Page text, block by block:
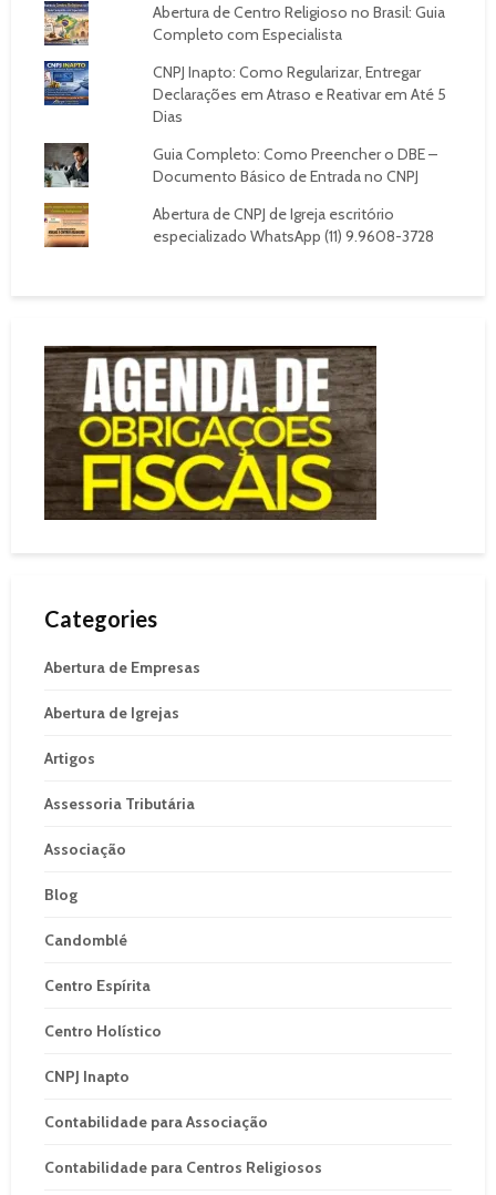
Abertura de Centro Religioso no Brasil: Guia
Completo com Especialista
CNPJ Inapto: Como Regularizar, Entregar
Declarações em Atraso e Reativar em Até 5
Dias
Guia Completo: Como Preencher o DBE –
Documento Básico de Entrada no CNPJ
Abertura de CNPJ de Igreja escritório
especializado WhatsApp (11) 9.9608-3728
Categories
Abertura de Empresas
Abertura de Igrejas
Artigos
Assessoria Tributária
Associação
Blog
Candomblé
Centro Espírita
Centro Holístico
CNPJ Inapto
Contabilidade para Associação
Contabilidade para Centros Religiosos